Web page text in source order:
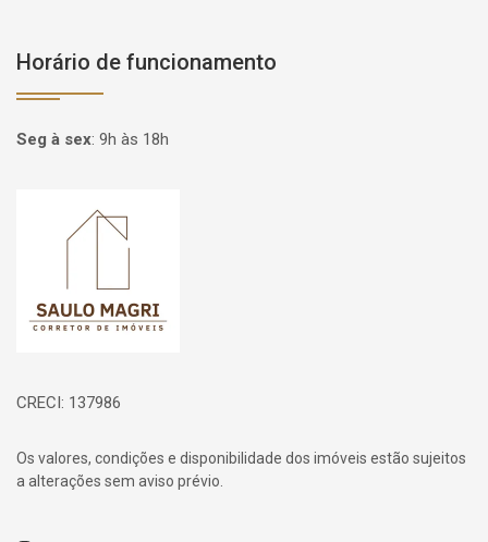
Horário de funcionamento
Seg à sex: 9h às 18h
Página inicial
CRECI: 137986
Os valores, condições e disponibilidade dos imóveis estão sujeitos
a alterações sem aviso prévio.